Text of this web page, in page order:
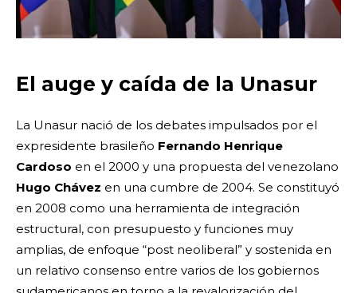
El auge y caída de la Unasur
La Unasur nació de los debates impulsados por el
expresidente brasileño Fernando Henrique
Cardoso en el 2000 y una propuesta del venezolano
Hugo Chávez en una cumbre de 2004. Se constituyó
en 2008 como una herramienta de integración
estructural, con presupuesto y funciones muy
amplias, de enfoque “post neoliberal” y sostenida en
un relativo consenso entre varios de los gobiernos